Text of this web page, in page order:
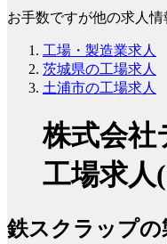
お手数ですが他の求人情
工場・製造業求人
茨城県の工場求人
土浦市の工場求人
株式会社
工場求人
鉄スクラップの